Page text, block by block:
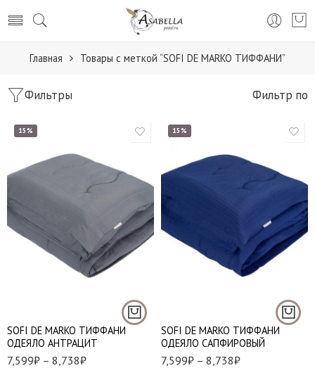
Главная Товары с меткой “SOFI DE MARKO ТИФФАНИ”
Фильтры Фильтр по
15%
SOFI DE MARKO ТИФФАНИ
ОДЕЯЛО АНТРАЦИТ
7,599₽ – 8,738₽
1,5 (155*220 см.)
15%
SOFI DE MARKO ТИФФАНИ
ОДЕЯЛО САПФИРОВЫЙ
7,599₽ – 8,738₽
1,5 (155*220 см.)